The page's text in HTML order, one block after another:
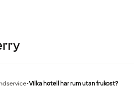
•Vilka hotell har rum utan frukost?